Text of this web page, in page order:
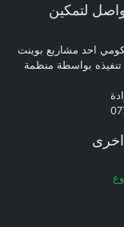
لتمكين
احد مشاريع بوينت
تنفيذه بواسطة منظمة